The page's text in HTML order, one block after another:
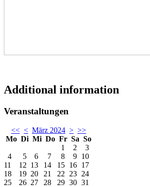
Additional information
Veranstaltungen
<< < März 2024 > >>
Mo Di Mi Do Fr Sa So
1
2
3
4
5 6 7 8 9 10
11
12 13 14 15 16 17
18
19 20 21 22 23 24
25
26 27 28 29 30 31